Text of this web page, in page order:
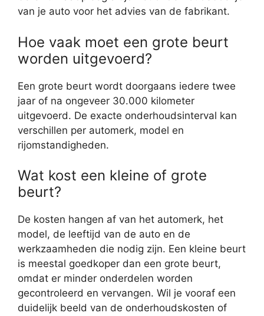
van je auto voor het advies van de fabrikant.
Hoe vaak moet een grote beurt
worden uitgevoerd?
Een grote beurt wordt doorgaans iedere twee
jaar of na ongeveer 30.000 kilometer
uitgevoerd. De exacte onderhoudsinterval kan
verschillen per automerk, model en
rijomstandigheden.
Wat kost een kleine of grote
beurt?
De kosten hangen af van het automerk, het
model, de leeftijd van de auto en de
werkzaamheden die nodig zijn. Een kleine beurt
is meestal goedkoper dan een grote beurt,
omdat er minder onderdelen worden
gecontroleerd en vervangen. Wil je vooraf een
duidelijk beeld van de onderhoudskosten of